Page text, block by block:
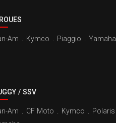
Am Kymco Piaggio Yamaha
/ SSV
Am CF Moto Kymco Polaris